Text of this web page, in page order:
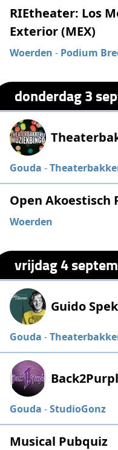
RIEtheater: Los
Exterior (MEX)
Woerden - Podium
donderdag 3
Gouda -
Open Akoestisch
Woerden
vrijdag 4
Guido
Gouda -
Gouda -StudioGonz
Musical Pubquiz